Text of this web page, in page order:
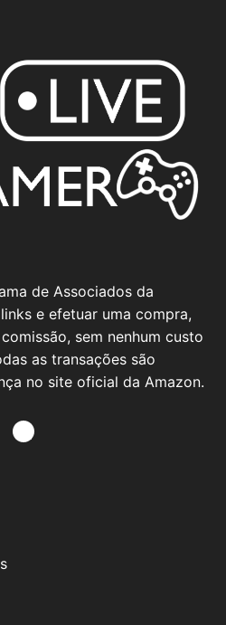
de Associados da
e efetuar uma compra,
sem nenhum custo
as transações são
no site oficial da Amazon.